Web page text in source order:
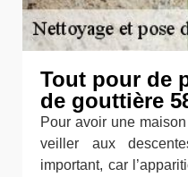
Tout pour de
de gouttière
Pour avoir une
veiller aux
important, car